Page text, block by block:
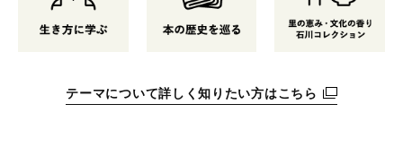
テーマについて詳しく知りたい方はこちら